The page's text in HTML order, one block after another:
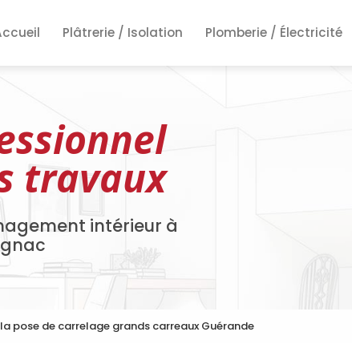
Plâtrerie / Isolation Plomberie / Électricité
travaux
intérieur à
pose de carrelage grands carreaux Guérande